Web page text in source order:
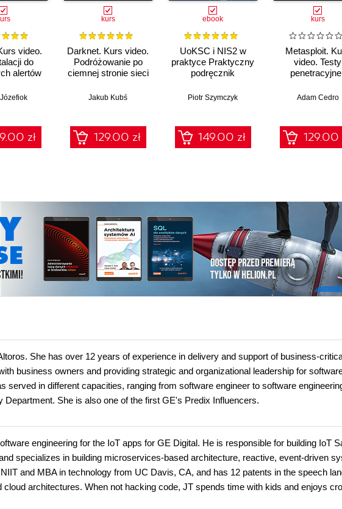
video.
do
alertów
zł
kurs
Darknet. Kurs video.
Podróżowanie po
ciemnej stronie sieci
Jakub Kubś
129.00 zł
ebook
UoKSC i NIS2 w
praktyce Praktyczny
podręcznik
Krajowego Systemu
procedury, audyt dla
zarządów, IT i
compliance
Piotr Szymczyk
149.00 zł
kurs
Metasploit.
video. Testy
zabezpieczeń
Adam Cedro
129.00
She has over 12 years of experience in delivery and support of business-
business owners and providing strategic and organizational leadership for
served in different capacities, ranging from software engineer to software
Department. She is also one of the first GE's Predix Influencers.
engineering for the IoT apps for GE Digital. He is responsible for building IoT
specializes in building microservices-based architecture, reactive, event-driven
and MBA in technology from UC Davis, CA, and has 12 patents in the speech
cloud architectures. When not hacking code, JT spends time with kids and enjoys